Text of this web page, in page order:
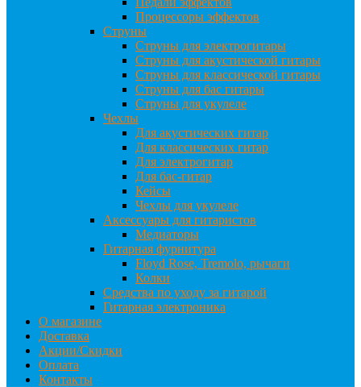
Процессоры эффектов
Струны
Струны для электрогитары
Струны для акустической гитары
Струны для классической гитары
Струны для бас гитары
Струны для укулеле
Чехлы
Для акустических гитар
Для классических гитар
Для электрогитар
Для бас-гитар
Кейсы
Чехлы для укулеле
Аксессуары для гитаристов
Медиаторы
Гитарная фурнитура
Floyd Rose, Tremolo, рычаги
Колки
Средства по уходу за гитарой
Гитарная электроника
О магазине
Доставка
Акции/Скидки
Оплата
Контакты